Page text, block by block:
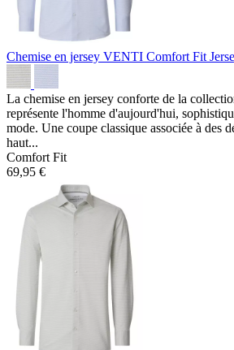
Chemise en jersey VENTI Comfort Fit
La chemise en jersey conforte de la
représente l'homme d'aujourd'hui,
mode. Une coupe classique associée à des
haut...
Comfort Fit
69,95 €